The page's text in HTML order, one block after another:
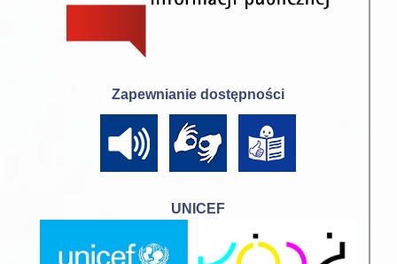
Zapewnianie dostępności
UNICEF